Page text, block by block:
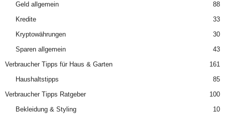
Geld allgemein
88
Kredite
33
Kryptowährungen
30
Sparen allgemein
43
Verbraucher Tipps für Haus & Garten
161
Haushaltstipps
85
Verbraucher Tipps Ratgeber
100
Bekleidung & Styling
10